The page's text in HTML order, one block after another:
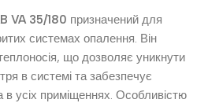
VA 35/180 призначений для
системах опалення. Він
що дозволяє уникнути
в системі та забезпечує
в усіх приміщеннях. Особливістю